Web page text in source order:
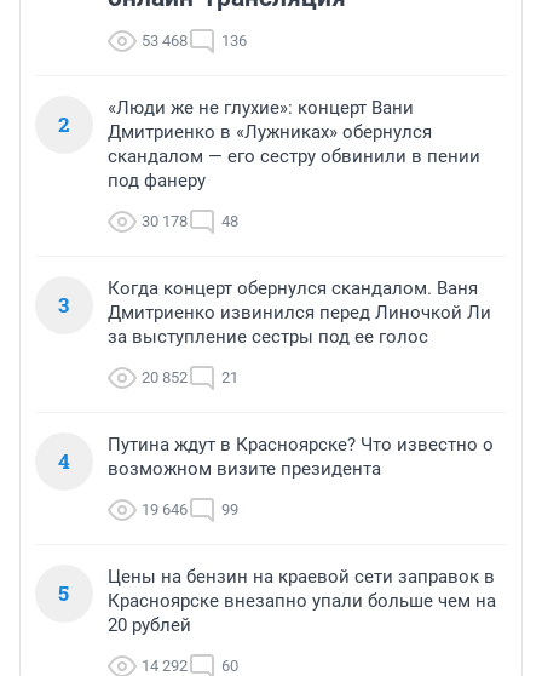
53 468 136
2
«Люди же не глухие»: концерт Вани
Дмитриенко в «Лужниках» обернулся
скандалом — его сестру обвинили в пении
под фанеру
30 178 48
3
Когда концерт обернулся скандалом. Ваня
Дмитриенко извинился перед Линочкой Ли
за выступление сестры под ее голос
20 852 21
4
Путина ждут в Красноярске? Что известно о
возможном визите президента
19 646 99
5
Цены на бензин на краевой сети заправок в
Красноярске внезапно упали больше чем на
20 рублей
14 292 60